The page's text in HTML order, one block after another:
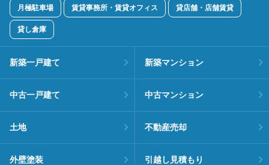
月極駐車場 賃貸事務所・賃貸オフィス 貸店舗・店舗賃貸
貸し倉庫
新築一戸建て 新築マンション
中古一戸建て 中古マンション
土地 不動産売却
外壁塗装 引越し見積もり